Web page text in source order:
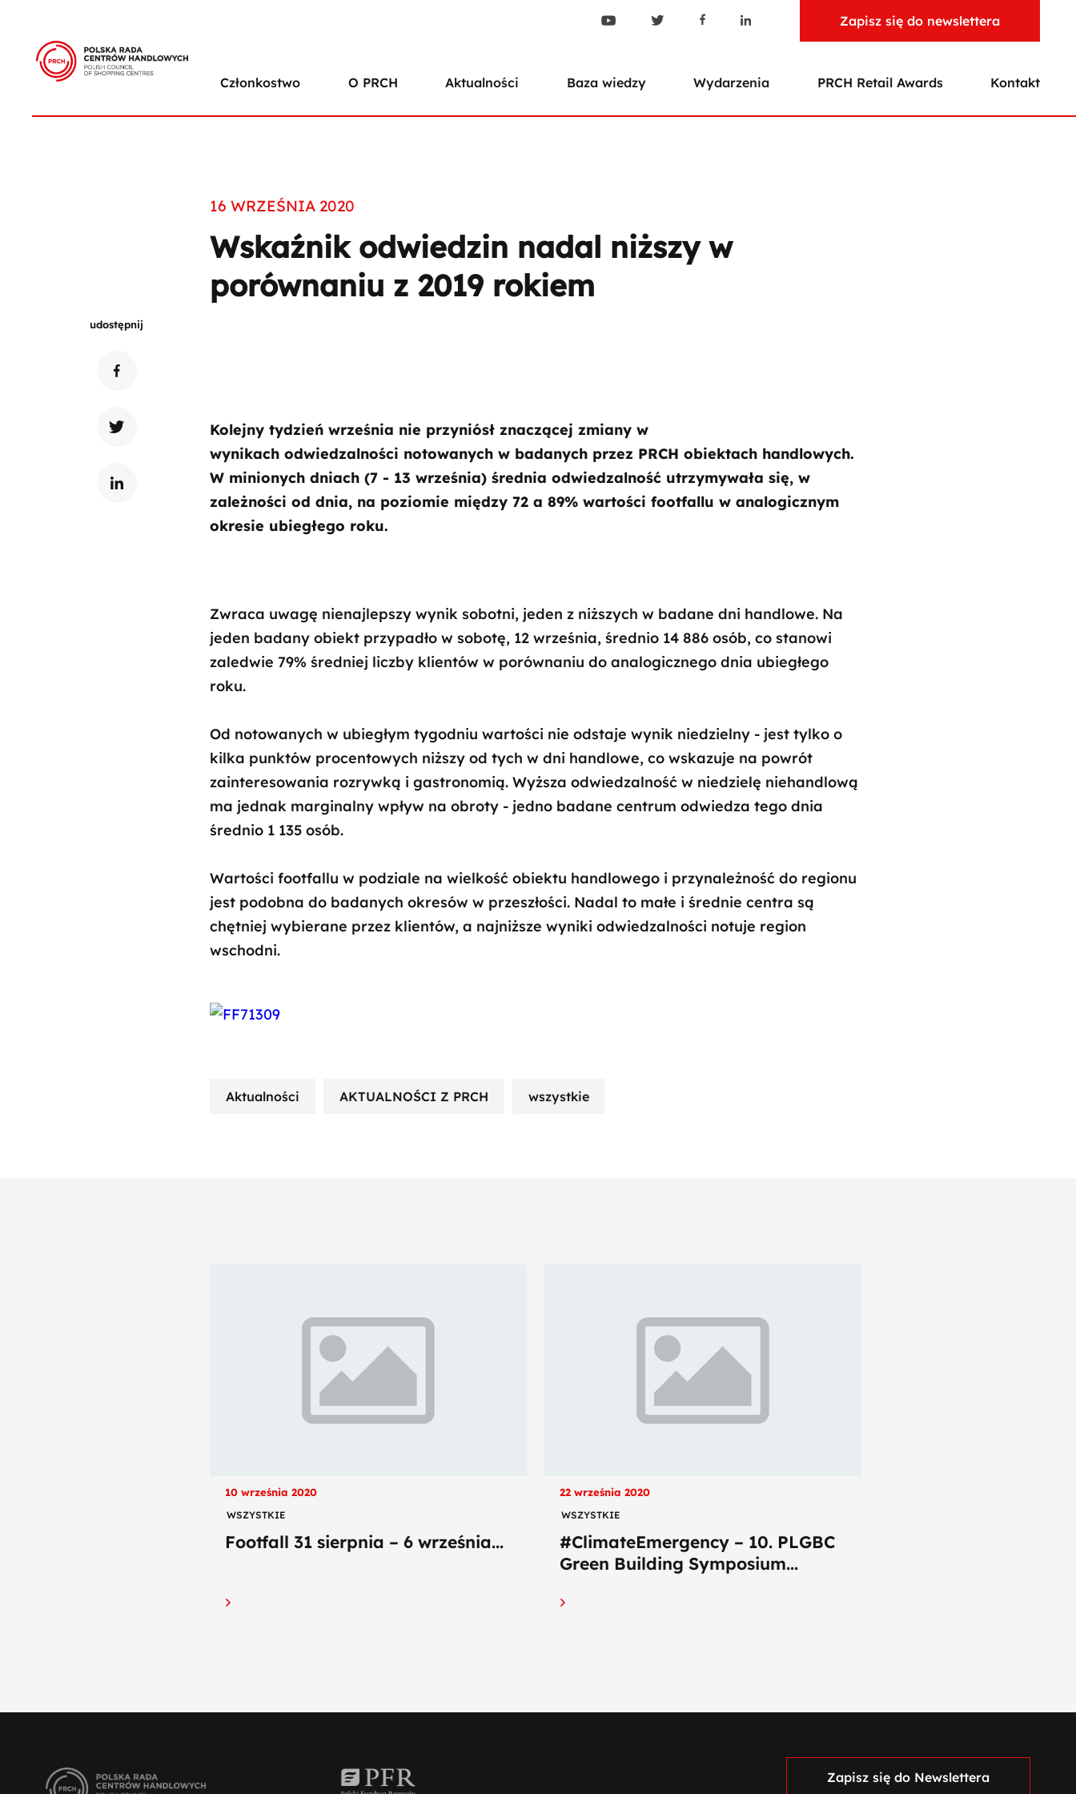
Zapisz się do newslettera
Członkostwo O PRCH Aktualności Baza wiedzy Wydarzenia PRCH Retail Awards Kontakt
16 WRZEŚNIA 2020
Wskaźnik odwiedzin nadal niższy w
porównaniu z 2019 rokiem
udostępnij
Kolejny tydzień września nie przyniósł znaczącej zmiany w
wynikach odwiedzalności notowanych w badanych przez PRCH obiektach handlowych.
W minionych dniach (7 - 13 września) średnia odwiedzalność utrzymywała się, w
zależności od dnia, na poziomie między 72 a 89% wartości footfallu w analogicznym
okresie ubiegłego roku.
Zwraca uwagę nienajlepszy wynik sobotni, jeden z niższych w badane dni handlowe. Na
jeden badany obiekt przypadło w sobotę, 12 września, średnio 14 886 osób, co stanowi
zaledwie 79% średniej liczby klientów w porównaniu do analogicznego dnia ubiegłego
roku.
Od notowanych w ubiegłym tygodniu wartości nie odstaje wynik niedzielny - jest tylko o
kilka punktów procentowych niższy od tych w dni handlowe, co wskazuje na powrót
zainteresowania rozrywką i gastronomią. Wyższa odwiedzalność w niedzielę niehandlową
ma jednak marginalny wpływ na obroty - jedno badane centrum odwiedza tego dnia
średnio 1 135 osób.
Wartości footfallu w podziale na wielkość obiektu handlowego i przynależność do regionu
jest podobna do badanych okresów w przeszłości. Nadal to małe i średnie centra są
chętniej wybierane przez klientów, a najniższe wyniki odwiedzalności notuje region
wschodni.
Aktualności AKTUALNOŚCI Z PRCH wszystkie
10 września 2020
WSZYSTKIE
Footfall 31 sierpnia – 6 września...
22 września 2020
WSZYSTKIE
#ClimateEmergency – 10. PLGBC
Green Building Symposium...
Zapisz się do Newslettera